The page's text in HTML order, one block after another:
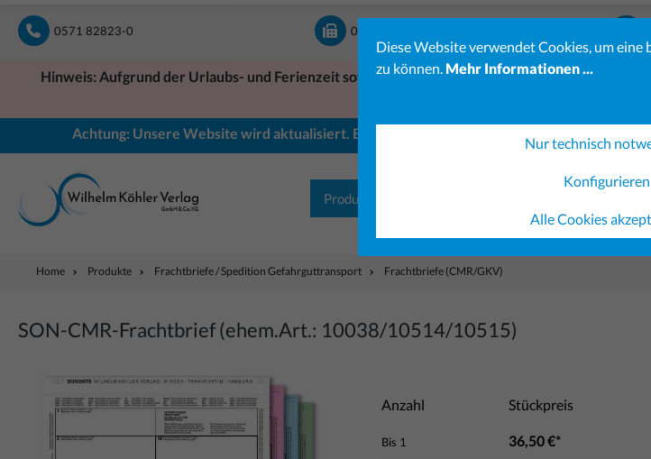
0571 82823-0 0571 82823-23
Hinweis: Aufgrund der Urlaubs- und Ferienzeit sowie eines erhöhten Bestellaufkommens
Achtung: Unsere Website wird aktualisiert. Einige Bereiche sind möglicherweise noch
Produkte
Home Produkte Frachtbriefe / Spedition Gefahrguttransport Frachtbriefe (CMR/GKV)
SON-CMR-Frachtbrief (ehem.Art.: 10038/10514/10515)
Bildergalerie überspringen
Anzahl
Stückpreis
Bis 1 36,50 €*
Diese Website verwendet Cookies, um
zu können. Mehr Informationen ...
Nur technisch
Konfigurieren
Alle Cookies